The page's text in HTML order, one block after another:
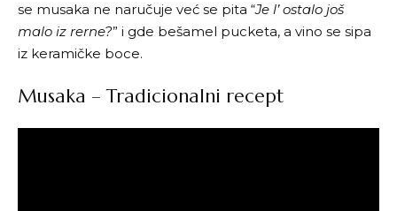
se musaka ne naručuje već se pita “Je l’ ostalo još
malo iz rerne?” i gde bešamel pucketa, a vino se sipa
iz keramičke boce.
Musaka – Tradicionalni recept